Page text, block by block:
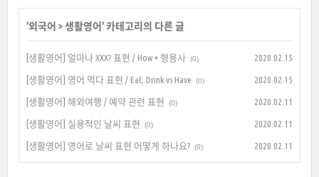
'외국어 >생활영어' 카테고리의 다른 글
[생활영어] 얼마나 XXX? 표현 / How + 형용사 (0) 2020.02.15
[생활영어] 영어 먹다 표현 / Eat, Drink vs Have (0) 2020.02.15
[생활영어] 해외여행 / 예약 관련 표현 (0) 2020.02.11
[생활영어] 실용적인 날씨 표현 (0) 2020.02.11
[생활영어] 영어로 날씨 표현 어떻게 하나요? (0) 2020.02.11